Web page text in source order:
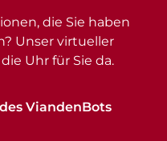
die Sie haben
Unser virtueller
Uhr für Sie da.
ViandenBots